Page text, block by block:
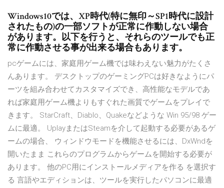
Windows10では、XP時代(特に無印～SP1時代に設計
されたもの)の一部ソフトが正常に作動しない場合
があります。以下を行うと、それらのツールでも正
常に作動させる事が出来る場合もあります。
pcゲームには、家庭用ゲーム機では味わえない魅力がたくさ
んあります。 デスクトップのゲーミングPCは好きなようにパ
ーツを組み合わせてカスタマイズでき、高性能なモデルであ
れば家庭用ゲーム機よりもすぐれた画質でゲームをプレイで
きます。 StarCraft、Diablo、Quakeなどような Win 95/98 ゲー
ムに最適。 UplayまたはSteamを介して起動する必要があるゲ
ームの場合、 ウィンドウモードを機能させるには、DxWndを
開いたまま これらのプログラムからゲームを開始する必要が
あります。 他のPC用にインストールメディアを作る を選択す
る 言語やエディションは、ツールを実行したパソコンに最適